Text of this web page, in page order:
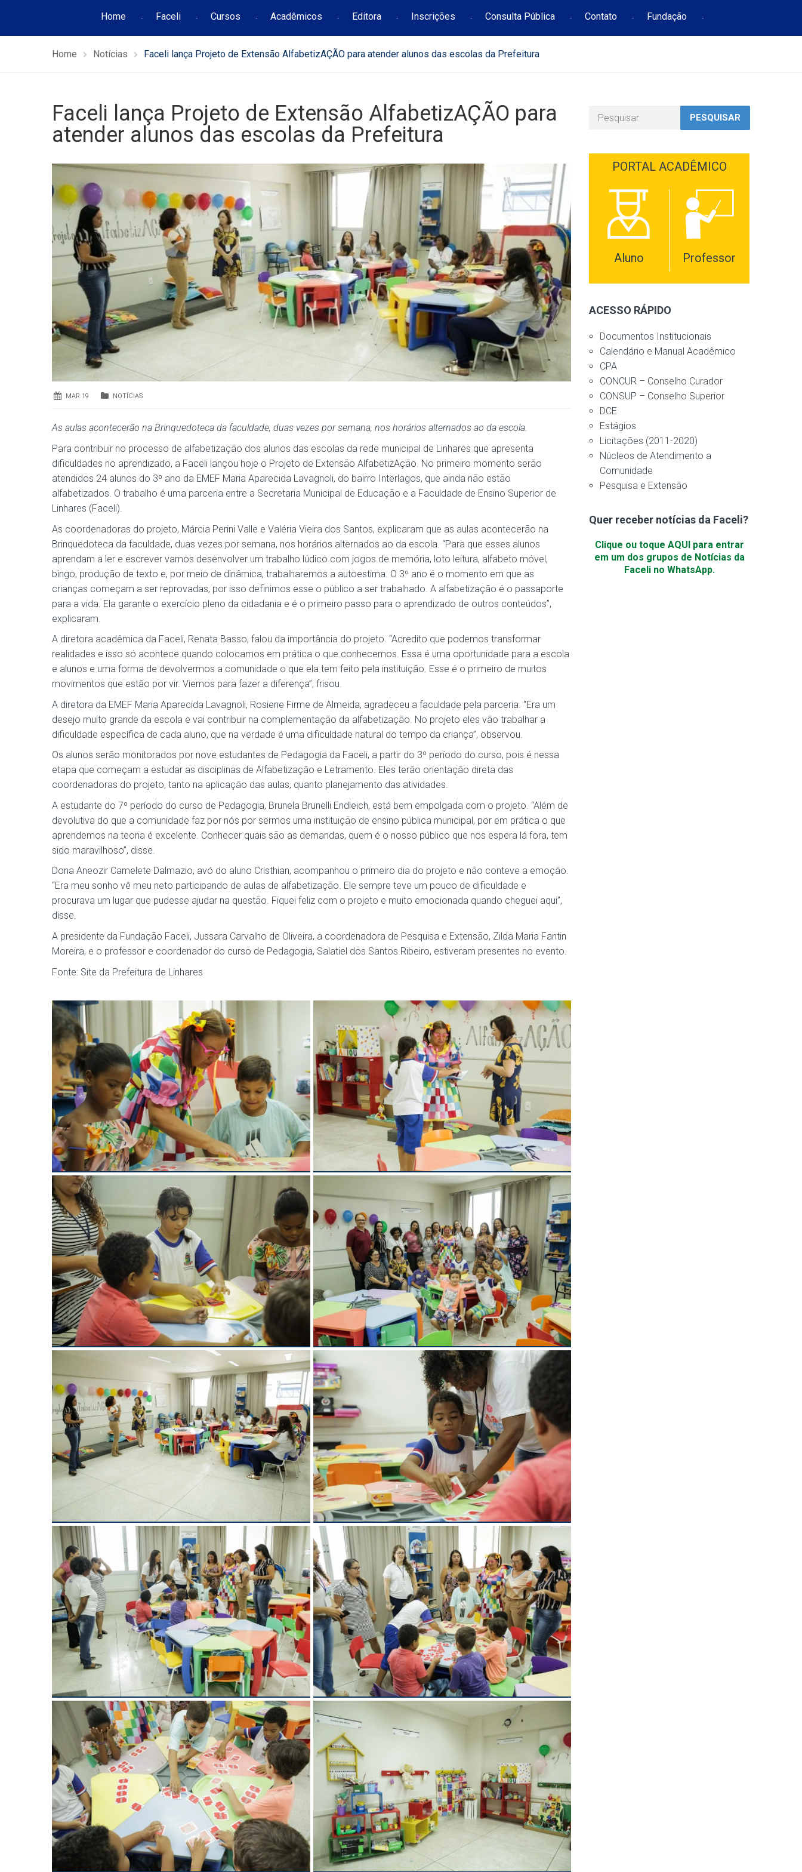
Home Faceli Cursos Acadêmicos Editora Inscrições Consulta Pública Contato Fundação
Home Notícias Faceli lança Projeto de Extensão AlfabetizAÇÃO para atender alunos das escolas da Prefeitura
Faceli lança Projeto de Extensão AlfabetizAÇÃO para
atender alunos das escolas da Prefeitura
MAR 19 NOTÍCIAS
As aulas acontecerão na Brinquedoteca da faculdade, duas vezes por semana, nos horários alternados ao da escola.
Para contribuir no processo de alfabetização dos alunos das escolas da rede municipal de Linhares que apresenta
dificuldades no aprendizado, a Faceli lançou hoje o Projeto de Extensão AlfabetizAção. No primeiro momento serão
atendidos 24 alunos do 3º ano da EMEF Maria Aparecida Lavagnoli, do bairro Interlagos, que ainda não estão
alfabetizados. O trabalho é uma parceria entre a Secretaria Municipal de Educação e a Faculdade de Ensino Superior de
Linhares (Faceli).
As coordenadoras do projeto, Márcia Perini Valle e Valéria Vieira dos Santos, explicaram que as aulas acontecerão na
Brinquedoteca da faculdade, duas vezes por semana, nos horários alternados ao da escola. “Para que esses alunos
aprendam a ler e escrever vamos desenvolver um trabalho lúdico com jogos de memória, loto leitura, alfabeto móvel,
bingo, produção de texto e, por meio de dinâmica, trabalharemos a autoestima. O 3º ano é o momento em que as
crianças começam a ser reprovadas, por isso definimos esse o público a ser trabalhado. A alfabetização é o passaporte
para a vida. Ela garante o exercício pleno da cidadania e é o primeiro passo para o aprendizado de outros conteúdos”,
explicaram.
A diretora acadêmica da Faceli, Renata Basso, falou da importância do projeto. “Acredito que podemos transformar
realidades e isso só acontece quando colocamos em prática o que conhecemos. Essa é uma oportunidade para a escola
e alunos e uma forma de devolvermos a comunidade o que ela tem feito pela instituição. Esse é o primeiro de muitos
movimentos que estão por vir. Viemos para fazer a diferença”, frisou.
A diretora da EMEF Maria Aparecida Lavagnoli, Rosiene Firme de Almeida, agradeceu a faculdade pela parceria. “Era um
desejo muito grande da escola e vai contribuir na complementação da alfabetização. No projeto eles vão trabalhar a
dificuldade específica de cada aluno, que na verdade é uma dificuldade natural do tempo da criança”, observou.
Os alunos serão monitorados por nove estudantes de Pedagogia da Faceli, a partir do 3º período do curso, pois é nessa
etapa que começam a estudar as disciplinas de Alfabetização e Letramento. Eles terão orientação direta das
coordenadoras do projeto, tanto na aplicação das aulas, quanto planejamento das atividades.
A estudante do 7º período do curso de Pedagogia, Brunela Brunelli Endleich, está bem empolgada com o projeto. “Além de
devolutiva do que a comunidade faz por nós por sermos uma instituição de ensino pública municipal, por em prática o que
aprendemos na teoria é excelente. Conhecer quais são as demandas, quem é o nosso público que nos espera lá fora, tem
sido maravilhoso”, disse.
Dona Aneozir Camelete Dalmazio, avó do aluno Cristhian, acompanhou o primeiro dia do projeto e não conteve a emoção.
“Era meu sonho vê meu neto participando de aulas de alfabetização. Ele sempre teve um pouco de dificuldade e
procurava um lugar que pudesse ajudar na questão. Fiquei feliz com o projeto e muito emocionada quando cheguei aqui”,
disse.
A presidente da Fundação Faceli, Jussara Carvalho de Oliveira, a coordenadora de Pesquisa e Extensão, Zilda Maria Fantin
Moreira, e o professor e coordenador do curso de Pedagogia, Salatiel dos Santos Ribeiro, estiveram presentes no evento.
Fonte: Site da Prefeitura de Linhares
PESQUISAR
PORTAL ACADÊMICO
Aluno Professor
ACESSO RÁPIDO
Documentos Institucionais
Calendário e Manual Acadêmico
CPA
CONCUR – Conselho Curador
CONSUP – Conselho Superior
DCE
Estágios
Licitações (2011-2020)
Núcleos de Atendimento a
Comunidade
Pesquisa e Extensão
Quer receber notícias da Faceli?
Clique ou toque AQUI para entrar
em um dos grupos de Notícias da
Faceli no WhatsApp.